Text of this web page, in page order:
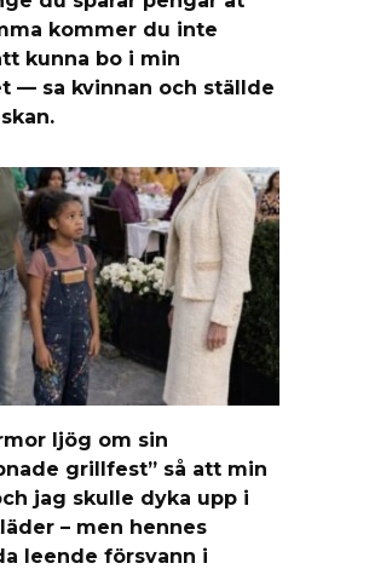
kommer du inte
kunna bo i min
— sa kvinnan och ställde
ljög om sin
grillfest” så att min
jag skulle dyka upp i
– men hennes
leende försvann i